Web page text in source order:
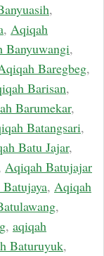
,
, Aqiqah
Banyuwangi,
Baregbeg,
Barisan,
Barumekar,
Batangsari,
Batu Jajar,
Aqiqah Batujajar
, Aqiqah
,
, aqiqah
Baturuyuk,